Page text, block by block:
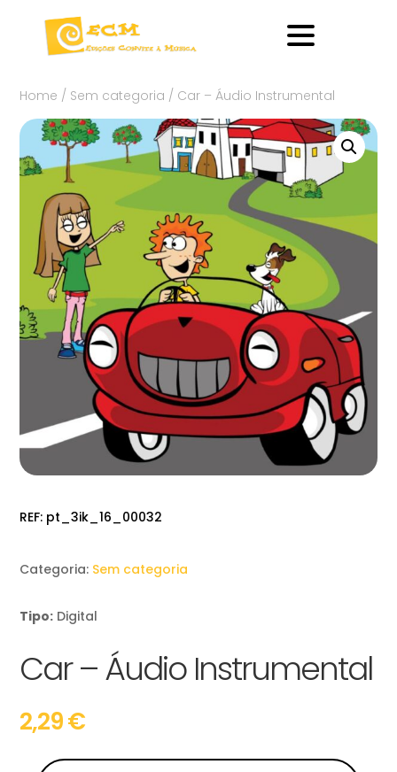
Home / Sem categoria / Car – Áudio Instrumental
REF: pt_3ik_16_00032
Categoria: Sem categoria
Tipo: Digital
Car – Áudio Instrumental
2,29€